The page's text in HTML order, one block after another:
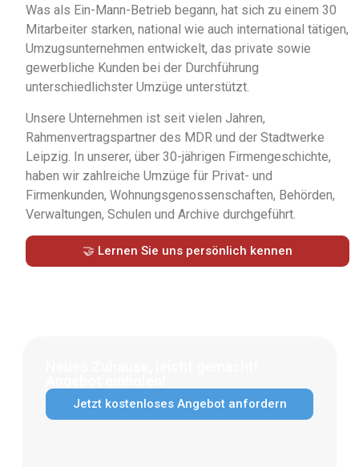
Was als Ein-Mann-Betrieb begann, hat sich zu einem 30
Mitarbeiter starken, national wie auch international tätigen,
Umzugsunternehmen entwickelt, das private sowie
gewerbliche Kunden bei der Durchführung
unterschiedlichster Umzüge unterstützt.
Unsere Unternehmen ist seit vielen Jahren,
Rahmenvertragspartner des MDR und der Stadtwerke
Leipzig. In unserer, über 30-jährigen Firmengeschichte,
haben wir zahlreiche Umzüge für Privat- und
Firmenkunden, Wohnungsgenossenschaften, Behörden,
Verwaltungen, Schulen und Archive durchgeführt.
🤝 Lernen Sie uns persönlich kennen
Jetzt kostenloses Angebot anfordern